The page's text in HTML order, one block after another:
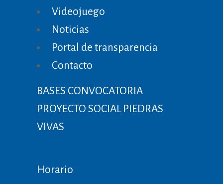
Videojuego
Noticias
Portal de transparencia
Contacto
BASES CONVOCATORIA
PROYECTO SOCIAL PIEDRAS
VIVAS
Horario